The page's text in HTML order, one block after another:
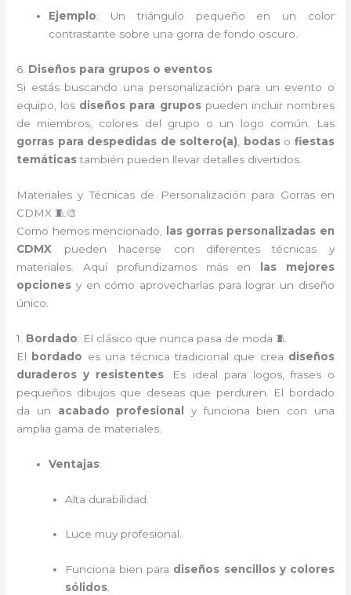
Ejemplo: Un triángulo pequeño en un color
contrastante sobre una gorra de fondo oscuro.
6. Diseños para grupos o eventos
Si estás buscando una personalización para un evento o
equipo, los diseños para grupospueden incluir nombres
de miembros, colores del grupo o un logo común. Las
gorras para despedidas de soltero(a)
bodaso fiestas
temáticastambién pueden llevar detalles divertidos.
Materiales y Técnicas de Personalización para Gorras en
CDMX 🧵🎨
Como hemos mencionado,
las gorras personalizadas en
CDMX pueden hacerse con diferentes técnicas y
materiales. Aquí profundizamos más en
las mejores
opciones y en cómo aprovecharlas para lograr un diseño
único.
1. Bordado: El clásico que nunca pasa de moda 🧵
El
bordado es una técnica tradicional que crea diseños
duraderos y resistentes . Es ideal para logos, frases o
pequeños dibujos que deseas que perduren. El bordado
da un acabado profesional
y funciona bien con una
amplia gama de materiales.
Ventajas:
Alta durabilidad.
Luce muy profesional.
Funciona bien para diseños sencillos y colores
sólidos.